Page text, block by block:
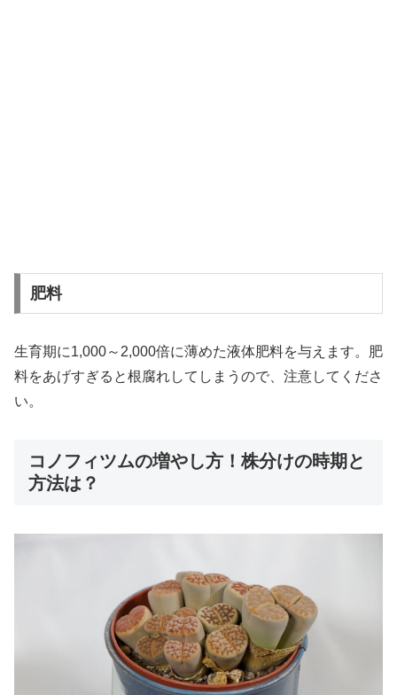
肥料
生育期に1,000～2,000倍に薄めた液体肥料を与えます。肥
料をあげすぎると根腐れしてしまうので、注意してくださ
い。
コノフィツムの増やし方！株分けの時期と
方法は？